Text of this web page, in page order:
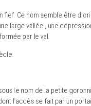
fief. Ce nom semble être
large vallée , une
par le val.
le nom de la petite
l'accès se fait par un